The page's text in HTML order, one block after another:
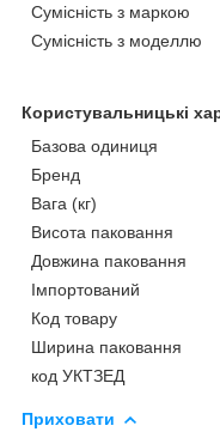
Сумісність з маркою
Сумісність з моделлю
Користувальницькі
Базова одиниця
Бренд
Вага (кг)
Висота паковання
Довжина паковання
Імпортований
Код товару
Ширина паковання
код УКТЗЕД
Приховати